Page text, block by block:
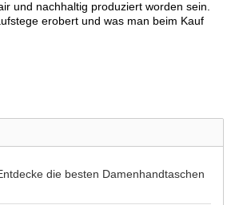
und nachhaltig produziert worden sein.
erobert und was man beim Kauf
die besten Damenhandtaschen